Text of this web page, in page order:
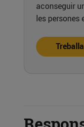
aconseguir
les persones